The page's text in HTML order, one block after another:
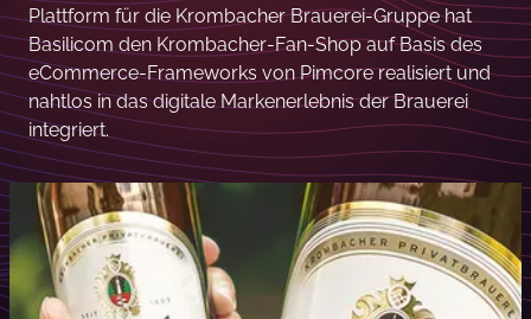
Plattform für die Krombacher Brauerei-Gruppe hat
Basilicom den Krombacher-Fan-Shop auf Basis des
eCommerce-Frameworks von Pimcore realisiert und
nahtlos in das digitale Markenerlebnis der Brauerei
integriert.